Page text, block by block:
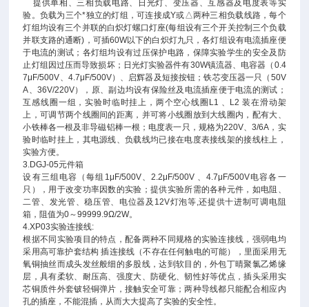
提供单相、三相负载电路、日光灯、变压器、互感器及电度表等实
验。负载为三个*独立的灯组，可连接成Y或△两种三相负载线路，每个
灯组均设有三个并联的白炽灯螺口灯座(每组设有三个开关控制三个负载
并联支路的通断)，可插60W以下的白炽灯九只，各灯组设有电流插座便
于电流的测试；各灯组均设有过压保护电路，保障实验学生的安全及防
止灯组因过压而导致损坏；日光灯实验器件有30W镇流器、电容器（0.4
7μF/500V、4.7μF/500V）、启辉器及短接按钮；铁芯变压器一只（50V
A、36V/220V），原、副边均设有保险丝及电流插座便于电流的测试；
互感线圈一组，实验时临时挂上，两个空心线圈L1 、L2 装在滑动架
上，可调节两个线圈间的距离，并可将小线圈放到大线圈内，配有大、
小铁棒各一根及非导磁铝棒一根；电度表一只，规格为220V、3/6A，实
验时临时挂上，其电源线、负载线均已接在电度表接线架的接线柱上，
实验方便。
3.DGJ-05元件箱
设有三组电容（每组1μF/500V、2.2μF/500V 、4.7μF/500V电容各一
只），用于改变功率因数的实验；提供实验所需的各种元件，如电阻、
二管、发光管、稳压管、电位器及12V灯泡等,还提供十进制可调电阻
箱，阻值为0～99999.9Ω/2W。
4.XP03实验连接线:
根据不同实验项目的特点，配备两种不同规格的实验连接线，强弱电均
采用高可靠护套结构 插连接线（不存在任何触电的可能），里面采用无
氧铜抽丝而成头发丝般细的多股线，达到软目的，外包丁晴聚氯乙烯缘
层，具有柔软、耐压高、强度大、防硬化、韧性好等优点，插头采用实
芯铜质件外套铍轻铜弹片，接触安全可靠；两种导线都只能配合相应内
孔的插座，不能混插，从而大大提高了实验的安全性。